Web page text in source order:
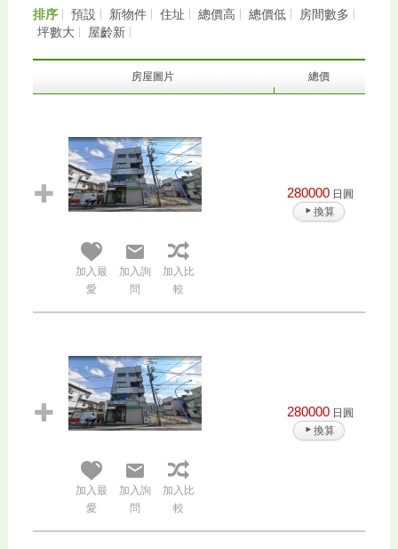
排序 預設 新物件 住址 總價高 總價低
房間數多
坪數大
屋齡新
房屋圖片 總價
加入最
愛
加入詢
問
加入比
較
280000 日圓
換算
加入最
愛
加入詢
問
加入比
較
280000 日圓
換算